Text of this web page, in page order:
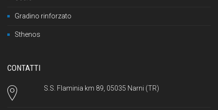
Gradino rinforzato
Sthenos
CONTATTI
S.S. Flaminia km 89, 05035 Narni (TR)